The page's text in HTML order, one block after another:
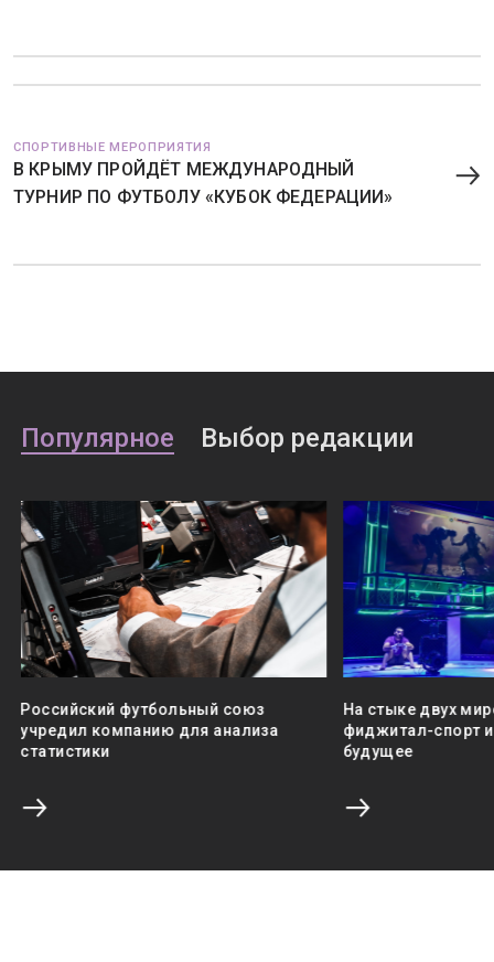
СПОРТИВНЫЕ МЕРОПРИЯТИЯ
В КРЫМУ ПРОЙДЁТ МЕЖДУНАРОДНЫЙ
ТУРНИР ПО ФУТБОЛУ «КУБОК ФЕДЕРАЦИИ»
Популярное Выбор редакции
Российский футбольный союз
учредил компанию для анализа
статистики
На стыке двух
фиджитал-спорт
будущее